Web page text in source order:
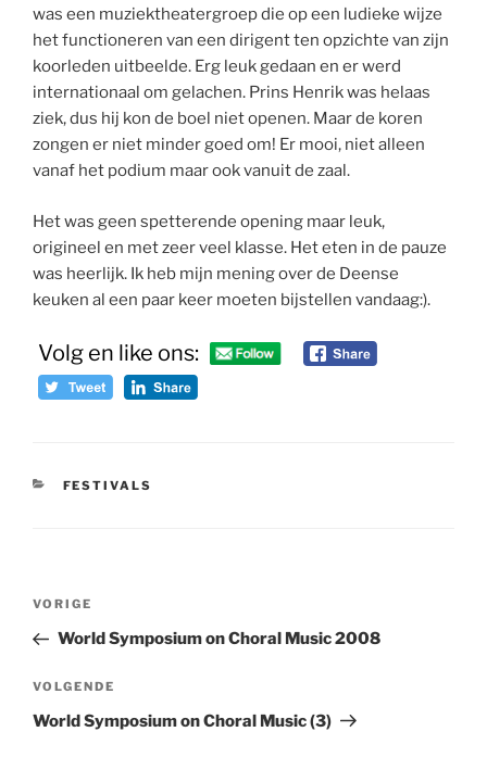
was een muziektheatergroep die op een ludieke wijze
het functioneren van een dirigent ten opzichte van zijn
koorleden uitbeelde. Erg leuk gedaan en er werd
internationaal om gelachen. Prins Henrik was helaas
ziek, dus hij kon de boel niet openen. Maar de koren
zongen er niet minder goed om! Er mooi, niet alleen
vanaf het podium maar ook vanuit de zaal.
Het was geen spetterende opening maar leuk,
origineel en met zeer veel klasse. Het eten in de pauze
was heerlijk. Ik heb mijn mening over de Deense
keuken al een paar keer moeten bijstellen vandaag:).
Volg en like ons:
CATEGORIEËN
FESTIVALS
Bericht
Vorig
bericht
VORIGE
World Symposium on Choral Music 2008
Volgend
bericht
VOLGENDE
World Symposium on Choral Music (3)